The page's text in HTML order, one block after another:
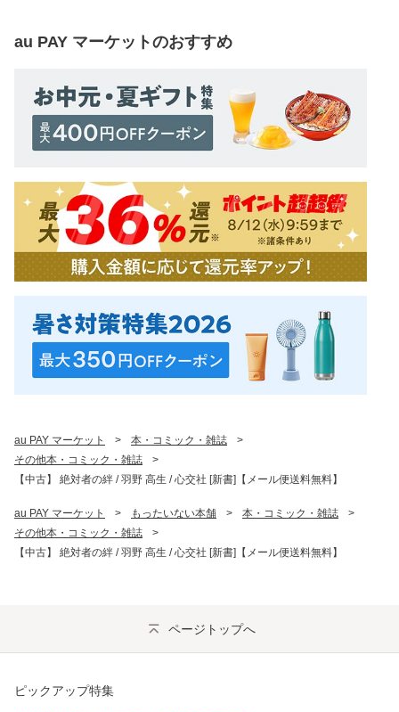
au PAY マーケットのおすすめ
au PAY マーケット > 本・コミック・雑誌
>
その他本・コミック・雑誌
>
【中古】 絶対者の絆 / 羽野 高生 / 心交社 [新書]【メール便送料無料】
au PAY マーケット > もったいない本舗 > 本・コミック・雑誌
>
その他本・コミック・雑誌
>
【中古】 絶対者の絆 / 羽野 高生 / 心交社 [新書]【メール便送料無料】
ページトップへ
ピックアップ特集